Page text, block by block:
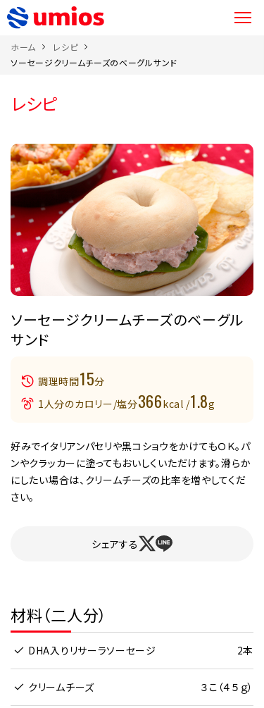
ホーム
レシピ
ソーセージクリームチーズのベーグルサンド
レシピ
ソーセージクリームチーズのベーグル
サンド
調理時間15分
1人分のカロリー/塩分366kcal /1.8g
好みでイタリアンパセリや黒コショウをかけてもＯＫ。パ
ンやクラッカーに塗ってもおいしくいただけます。滑らか
にしたい場合は、クリームチーズの比率を増やしてくだ
さい。
シェアする
材料（二人分）
DHA入りリサーラソーセージ 2本
クリームチーズ ３こ（４５ｇ）